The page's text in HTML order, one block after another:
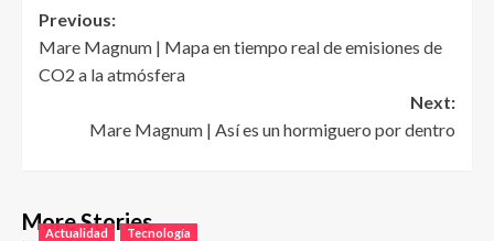
Post
navigation
Previous:
Mare Magnum | Mapa en tiempo real de emisiones de
CO2 a la atmósfera
Next:
Mare Magnum | Así es un hormiguero por dentro
More Stories
Actualidad Tecnología